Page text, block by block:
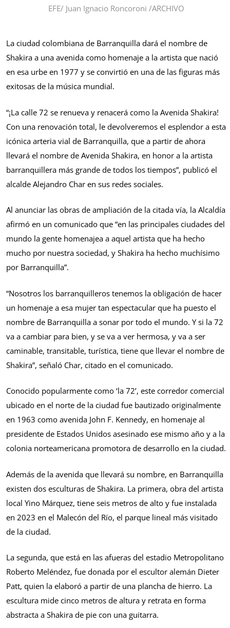
EFE/ Juan Ignacio Roncoroni /ARCHIVO
La ciudad colombiana de Barranquilla dará el nombre de
Shakira a una avenida como homenaje a la artista que nació
en esa urbe en 1977 y se convirtió en una de las figuras más
exitosas de la música mundial.
“¡La calle 72 se renueva y renacerá como la Avenida Shakira!
Con una renovación total, le devolveremos el esplendor a esta
icónica arteria vial de Barranquilla, que a partir de ahora
llevará el nombre de Avenida Shakira, en honor a la artista
barranquillera más grande de todos los tiempos”, publicó el
alcalde Alejandro Char en sus redes sociales.
Al anunciar las obras de ampliación de la citada vía, la Alcaldía
afirmó en un comunicado que “en las principales ciudades del
mundo la gente homenajea a aquel artista que ha hecho
mucho por nuestra sociedad, y Shakira ha hecho muchísimo
por Barranquilla”.
“Nosotros los barranquilleros tenemos la obligación de hacer
un homenaje a esa mujer tan espectacular que ha puesto el
nombre de Barranquilla a sonar por todo el mundo. Y si la 72
va a cambiar para bien, y se va a ver hermosa, y va a ser
caminable, transitable, turística, tiene que llevar el nombre de
Shakira”, señaló Char, citado en el comunicado.
Conocido popularmente como ‘la 72’, este corredor comercial
ubicado en el norte de la ciudad fue bautizado originalmente
en 1963 como avenida John F. Kennedy, en homenaje al
presidente de Estados Unidos asesinado ese mismo año y a la
colonia norteamericana promotora de desarrollo en la ciudad.
Además de la avenida que llevará su nombre, en Barranquilla
existen dos esculturas de Shakira. La primera, obra del artista
local Yino Márquez, tiene seis metros de alto y fue instalada
en 2023 en el Malecón del Río, el parque lineal más visitado
de la ciudad.
La segunda, que está en las afueras del estadio Metropolitano
Roberto Meléndez, fue donada por el escultor alemán Dieter
Patt, quien la elaboró a partir de una plancha de hierro. La
escultura mide cinco metros de altura y retrata en forma
abstracta a Shakira de pie con una guitarra.